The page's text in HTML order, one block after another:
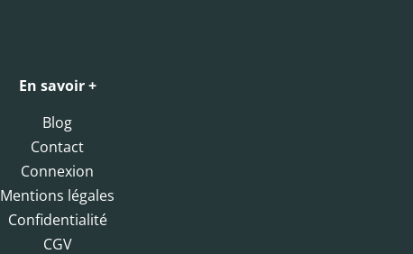
En savoir +
Blog
Contact
Connexion
Mentions légales
Confidentialité
CGV